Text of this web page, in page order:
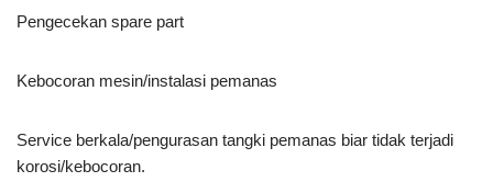
Pengecekan spare part
Kebocoran mesin/instalasi pemanas
Service berkala/pengurasan tangki pemanas biar tidak terjadi
korosi/kebocoran.